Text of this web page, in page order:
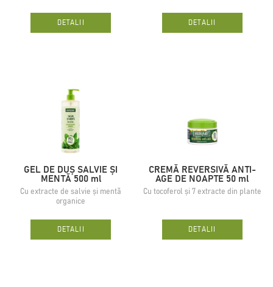
DETALII DETALII
GEL DE DUȘ SALVIE ȘI
MENTĂ 500 ml
Cu extracte de salvie și mentă
organice
DETALII
CREMĂ REVERSIVĂ ANTI-
AGE DE NOAPTE 50 ml
Cu tocoferol și 7 extracte din plante
DETALII